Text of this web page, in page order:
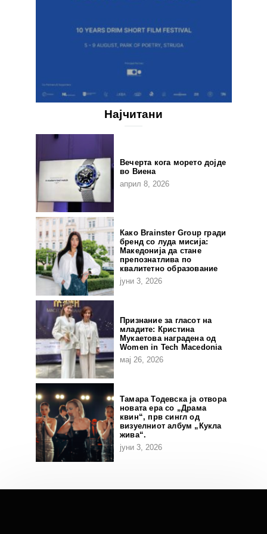
Најчитани
Вечерта кога морето дојде
во Виена
април 8, 2026
Како Brainster Group гради
бренд со луда мисија:
Македонија да стане
препознатлива по
квалитетно образование
јуни 3, 2026
Признание за гласот на
младите: Кристина
Мукаетова наградена од
Women in Tech Macedonia
мај 26, 2026
Тамара Тодевска ја отвора
новата ера со „Драма
квин“, прв сингл од
визуелниот албум „Кукла
жива“.
јуни 3, 2026